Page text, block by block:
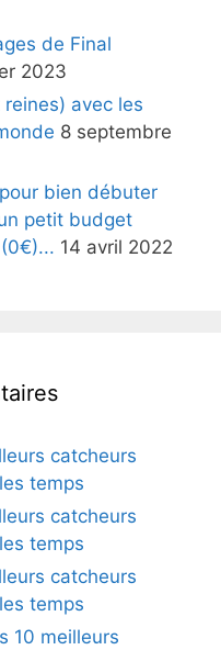
de Final
2023
avec les
8 septembre
bien débuter
petit budget
14 avril 2022
catcheurs
temps
catcheurs
temps
catcheurs
temps
10 meilleurs